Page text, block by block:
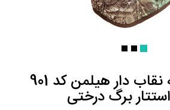
کلاه زمستانه نقاب دار هیلمن کد 901
برگ درختی